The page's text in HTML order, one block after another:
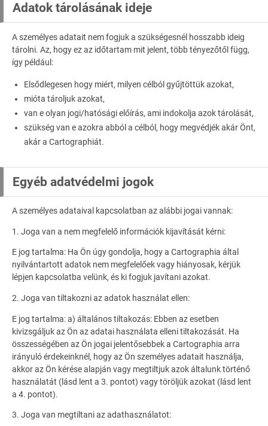
Adatok tárolásának ideje
A személyes adatait nem fogjuk a szükségesnél hosszabb ideig
tárolni. Az, hogy ez az időtartam mit jelent, több tényezőtől függ,
így például:
Elsődlegesen hogy miért, milyen célból gyűjtöttük azokat,
mióta tároljuk azokat,
van e olyan jogi/hatósági előírás, ami indokolja azok tárolását,
szükség van e azokra abból a célból, hogy megvédjék akár Önt,
akár a Cartographiát.
Egyéb adatvédelmi jogok
A személyes adataival kapcsolatban az alábbi jogai vannak:
1. Joga van a nem megfelelő információk kijavítását kérni:
E jog tartalma: Ha Ön úgy gondolja, hogy a Cartographia által
nyilvántartott adatok nem megfelelőek vagy hiányosak, kérjük
lépjen kapcsolatba velünk, és ki fogjuk javítani azokat.
2. Joga van tiltakozni az adatok használat ellen:
E jog tartalma: a) általános tiltakozás: Ebben az esetben
kivizsgáljuk az Ön az adatai használata elleni tiltakozását. Ha
összességében az Ön jogai jelentősebbek a Cartographia arra
irányuló érdekeinknél, hogy az Ön személyes adatait használja,
akkor az Ön kérése alapján vagy megtiltjuk azok általunk történő
használatát (lásd lent a 3. pontot) vagy töröljük azokat (lásd lent
a 4. pontot).
3. Joga van megtiltani az adathasználatot: